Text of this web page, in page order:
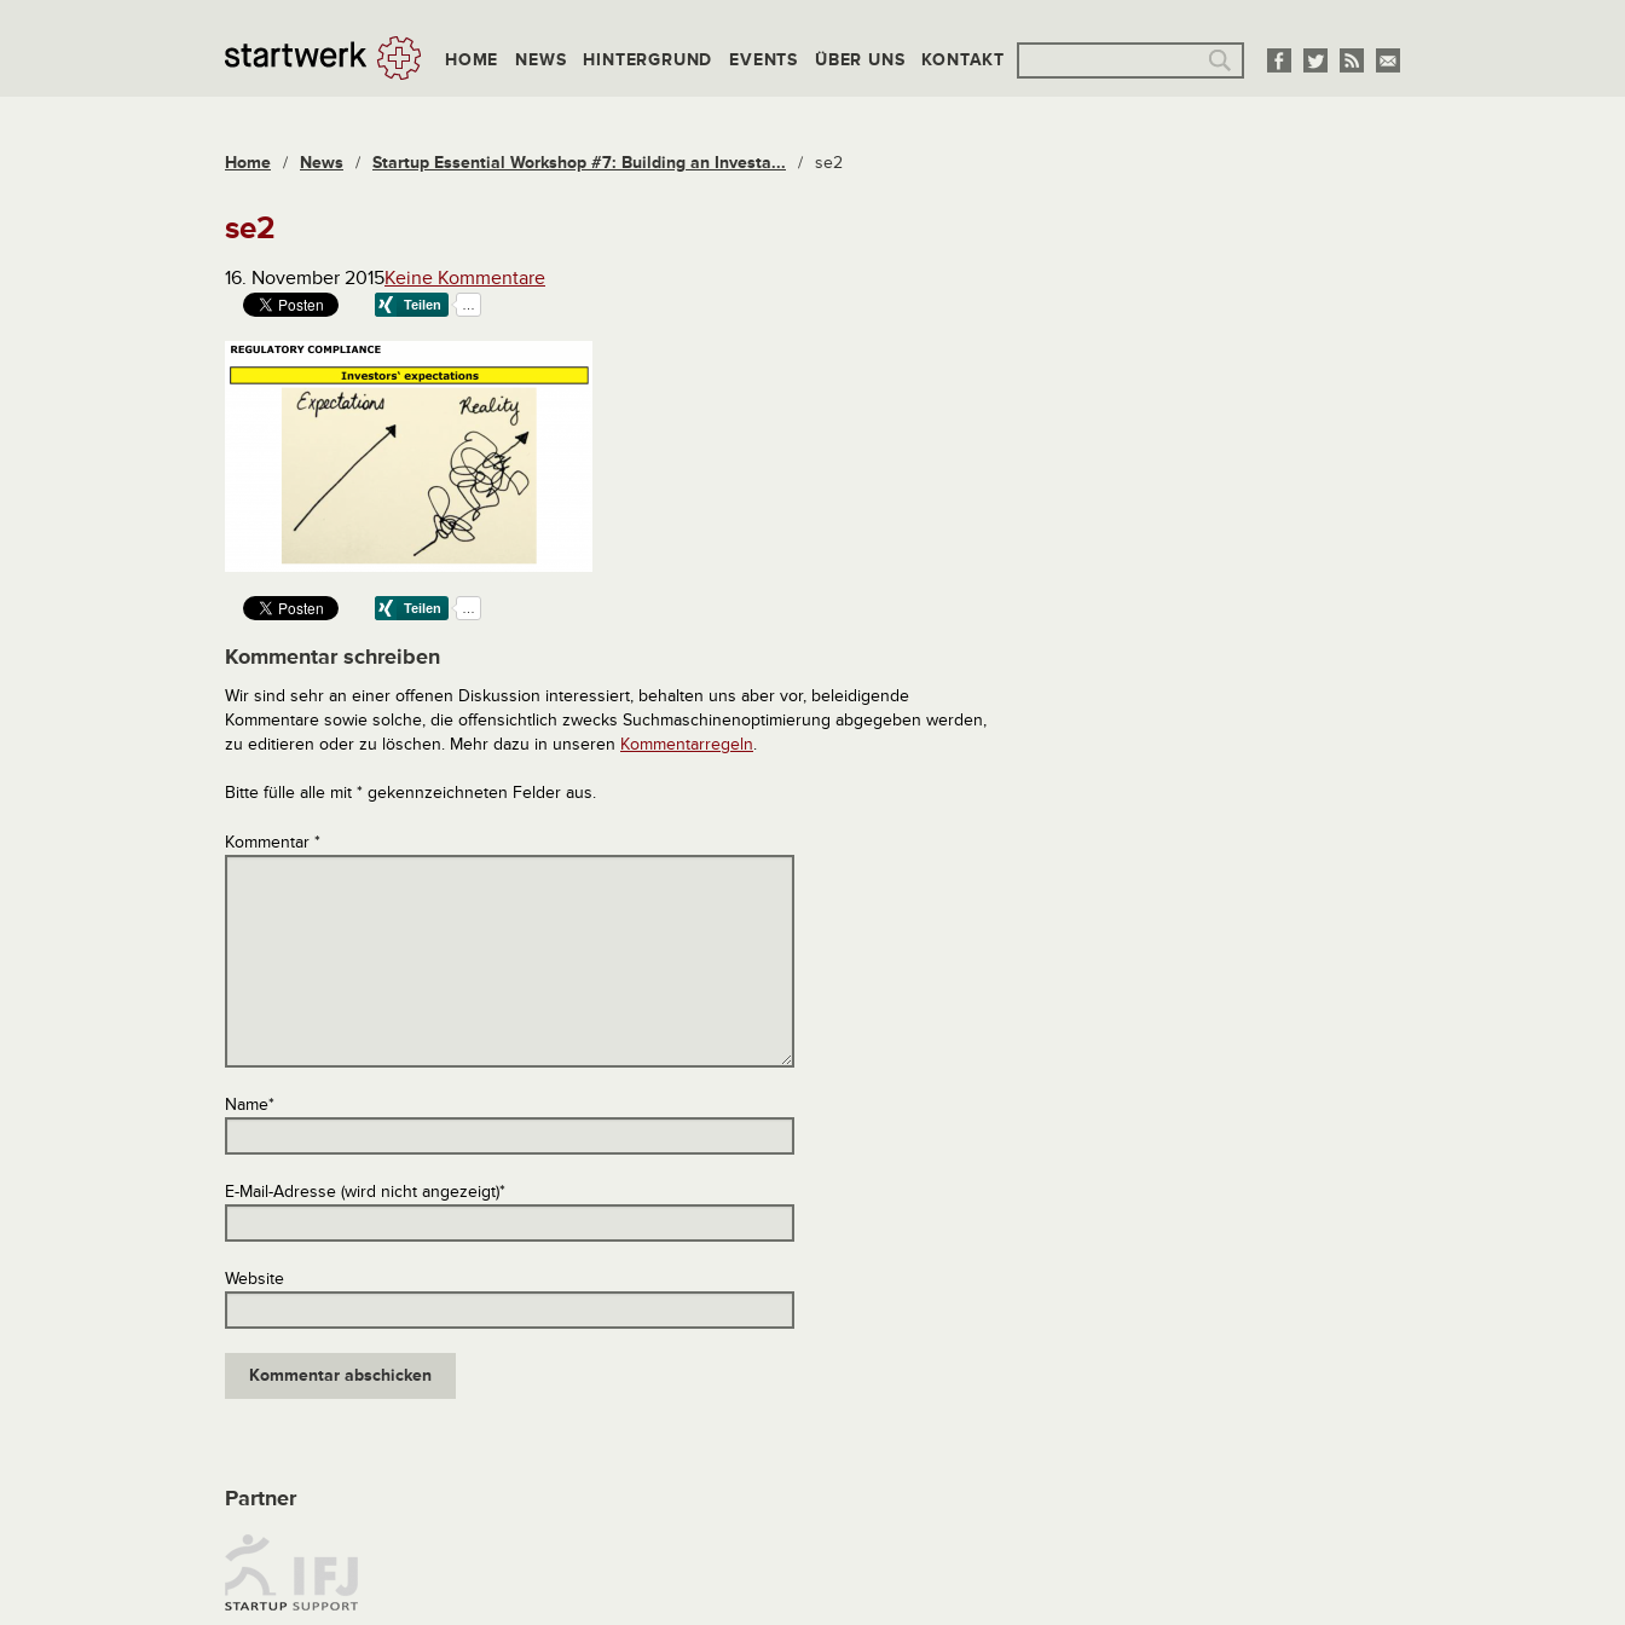
HOME NEWS HINTERGRUND EVENTS ÜBER UNS KONTAKT
Home / News / Startup Essential Workshop #7: Building an Investa... / se2
se2
16. November 2015Keine Kommentare
Kommentar schreiben
Wir sind sehr an einer offenen Diskussion interessiert, behalten uns aber vor, beleidigende
Kommentare sowie solche, die offensichtlich zwecks Suchmaschinenoptimierung abgegeben werden,
zu editieren oder zu löschen. Mehr dazu in unseren Kommentarregeln.
Bitte fülle alle mit * gekennzeichneten Felder aus.
Kommentar *
Name*
E-Mail-Adresse (wird nicht angezeigt)*
Website
Partner